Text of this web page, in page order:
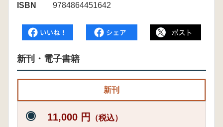
ISBN
9784864451642
新刊・電子書籍
新刊
11,000 円 （税込）